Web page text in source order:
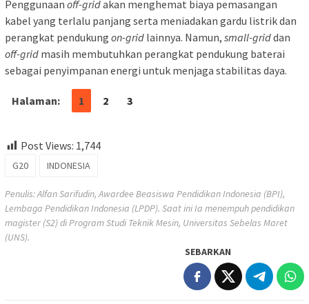
Penggunaan off-gridakan menghemat biaya pemasangan
kabel yang terlalu panjang serta meniadakan gardu listrik dan
perangkat pendukung on-grid lainnya. Namun, small-griddan
off-grid masih membutuhkan perangkat pendukung baterai
sebagai penyimpanan energi untuk menjaga stabilitas daya.
Halaman: 1 2 3
Post Views: 1,744
G20 INDONESIA
Penulis: Alfan Sarifudin, Awardee Beasiswa Pendidikan Indonesia (BPI),
Lembaga Pendidikan Indonesia (LPDP). Saat ini Ia menempuh pendidikan
magister (S2) di Program Studi Teknik Mesin, Universitas Sebelas Maret
(UNS).
SEBARKAN